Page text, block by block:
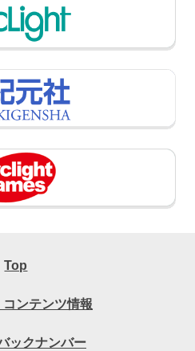
Top
ンテンツ情報
ックナンバー